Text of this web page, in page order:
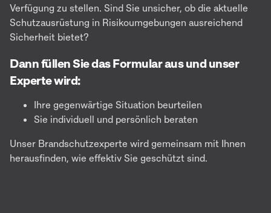
Verfügung zu stellen. Sind Sie unsicher, ob die aktuelle
Schutzausrüstung in Risikoumgebungen ausreichend
Sicherheit bietet?
Dann füllen Sie das Formular aus und unser
Experte wird:
Ihre gegenwärtige Situation beurteilen
Sie individuell und persönlich beraten
Unser Brandschutzexperte wird gemeinsam mit Ihnen
herausfinden, wie effektiv Sie geschützt sind.